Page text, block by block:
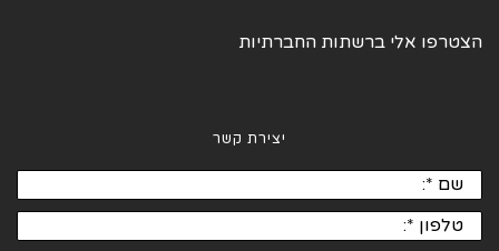
הצטרפו אלי ברשתות החברתיות
יצירת קשר